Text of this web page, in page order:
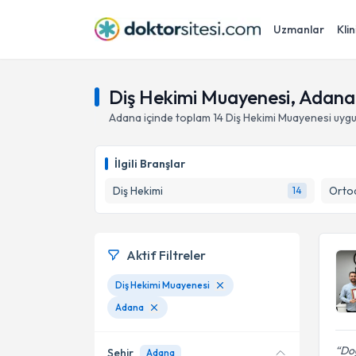
Uzmanlar
Diş Hekimi Muayenesi, Adana
Adana içinde toplam 14Diş Hekimi Muayenesi
İlgili Branşlar
Diş Hekimi
14
Aktif Filtreler
Diş Hekimi Muayenesi
Adana
Şehir Adana